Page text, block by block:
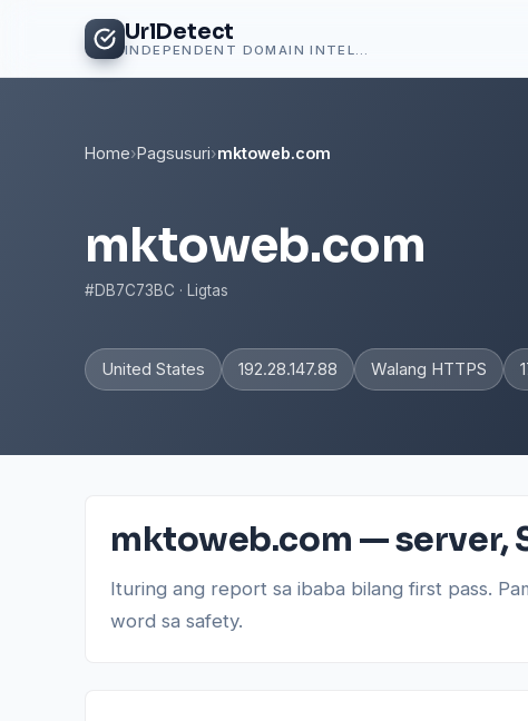
UrlDetect
Home›Pagsusuri›mktoweb.com
mktoweb.com
#DB7C73BC · Ligtas
United States 192.28.147.88 Walang HTTPS
mktoweb.com — server,
Ituring ang report sa ibaba bilang first pass.
word sa safety.